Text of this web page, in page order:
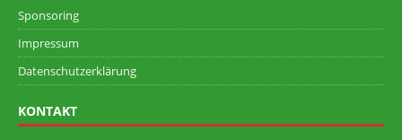
Sponsoring
Impressum
Datenschutzerklärung
KONTAKT